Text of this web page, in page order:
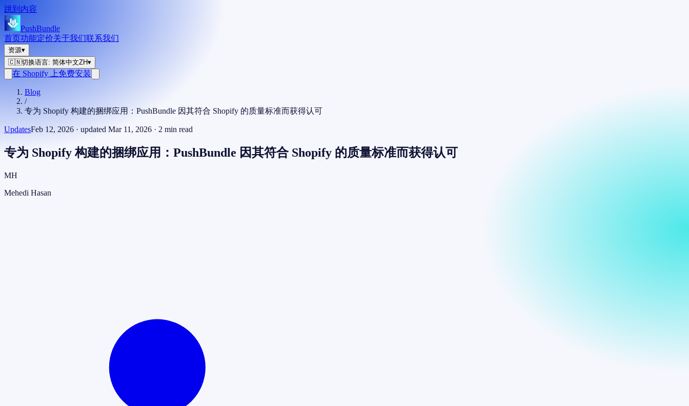
跳到内容
PushBundle
首页功能定价关于我们联系我们
资源▾
🇨🇳切换语言: 简体中文ZH▾
在 Shopify 上免费安装
Blog
/
专为 Shopify 构建的捆绑应用：PushBundle 因其符合 Shopify 的质量标准而获得认可
UpdatesFeb 12, 2026 · updated Mar 11, 2026 · 2 min read
专为 Shopify 构建的捆绑应用：PushBundle 因其符合 Shopify 的质量标准而获得认可
MH
Mehedi Hasan